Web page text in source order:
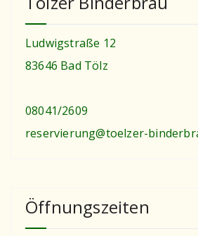
Ludwigstraße 12
83646 Bad Tölz
08041/2609
reservierung@toelzer-
Öffnungszeiten